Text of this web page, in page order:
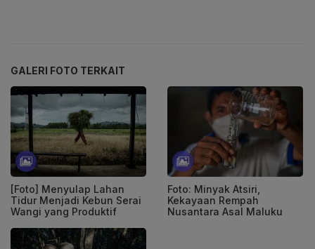
GALERI FOTO TERKAIT
[Foto] Menyulap Lahan
Tidur Menjadi Kebun Serai
Wangi yang Produktif
Foto: Minyak Atsiri,
Kekayaan Rempah
Nusantara Asal Maluku